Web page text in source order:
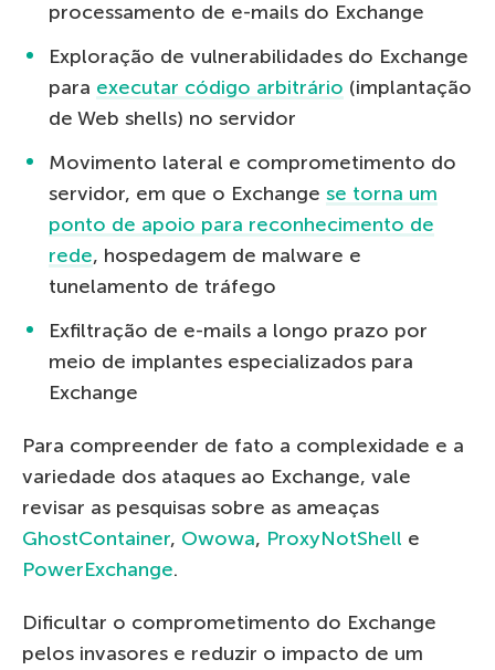
processamento de e-mails do Exchange
Exploração de vulnerabilidades do Exchange
para executar código arbitrário (implantação
de Web shells) no servidor
Movimento lateral e comprometimento do
servidor, em que o Exchange se torna um
ponto de apoio para reconhecimento de
rede, hospedagem de malware e
tunelamento de tráfego
Exfiltração de e-mails a longo prazo por
meio de implantes especializados para
Exchange
Para compreender de fato a complexidade e a
variedade dos ataques ao Exchange, vale
revisar as pesquisas sobre as ameaças
GhostContainer, Owowa, ProxyNotShell e
PowerExchange.
Dificultar o comprometimento do Exchange
pelos invasores e reduzir o impacto de um